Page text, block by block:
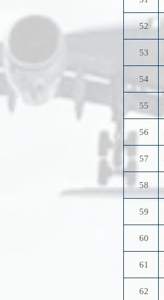
52
53
54
55
56
57
58
59
60
61
62